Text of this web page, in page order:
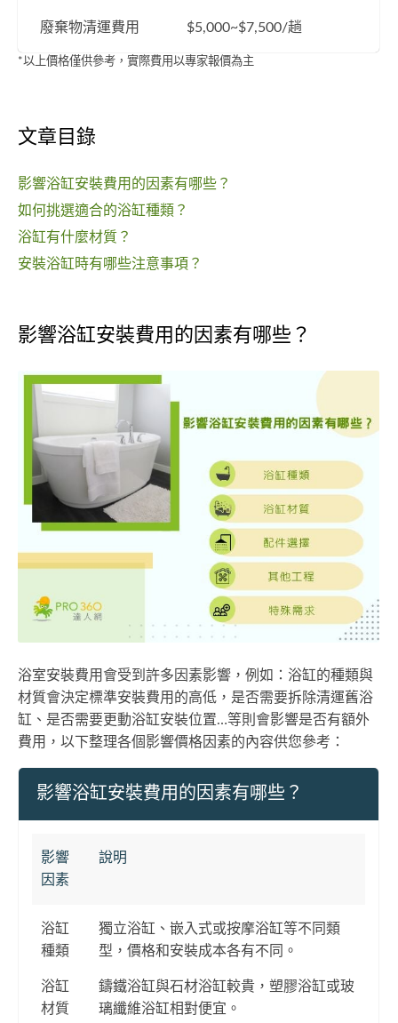
廢棄物清運費用 $5,000~$7,500/趟
*以上價格僅供參考，實際費用以專家報價為主
文章目錄
影響浴缸安裝費用的因素有哪些？
如何挑選適合的浴缸種類？
浴缸有什麼材質？
安裝浴缸時有哪些注意事項？
影響浴缸安裝費用的因素有哪些？
浴室安裝費用會受到許多因素影響，例如：浴缸的種類與
材質會決定標準安裝費用的高低，是否需要拆除清運舊浴
缸、是否需要更動浴缸安裝位置…等則會影響是否有額外
費用，以下整理各個影響價格因素的內容供您參考：
影響浴缸安裝費用的因素有哪些？
影響
因素
說明
浴缸
種類
獨立浴缸、嵌入式或按摩浴缸等不同類
型，價格和安裝成本各有不同。
浴缸
材質
鑄鐵浴缸與石材浴缸較貴，塑膠浴缸或玻
璃纖維浴缸相對便宜。